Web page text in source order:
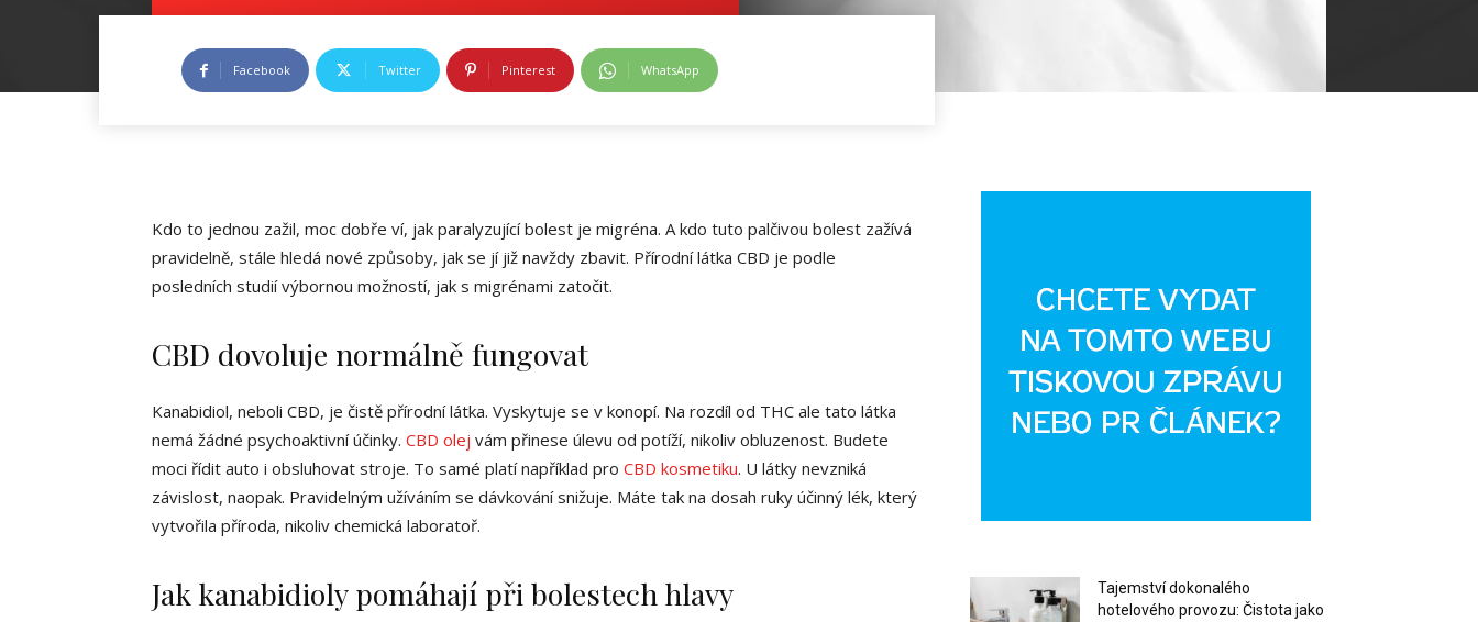
Facebook Twitter Pinterest WhatsApp
Kdo to jednou zažil, moc dobře ví, jak paralyzující bolest je migréna. A kdo tuto palčivou bolest zažívá
pravidelně, stále hledá nové způsoby, jak se jí již navždy zbavit. Přírodní látka CBD je podle
posledních studií výbornou možností, jak s migrénami zatočit.
CBD dovoluje normálně fungovat
Kanabidiol, neboli CBD, je čistě přírodní látka. Vyskytuje se v konopí. Na rozdíl od THC ale tato látka
nemá žádné psychoaktivní účinky. CBD olej vám přinese úlevu od potíží, nikoliv obluzenost. Budete
moci řídit auto i obsluhovat stroje. To samé platí například pro CBD kosmetiku. U látky nevzniká
závislost, naopak. Pravidelným užíváním se dávkování snižuje. Máte tak na dosah ruky účinný lék, který
vytvořila příroda, nikoliv chemická laboratoř.
Jak kanabidioly pomáhají při bolestech hlavy
Tajemství dokonalého
hotelového provozu: Čistota jako